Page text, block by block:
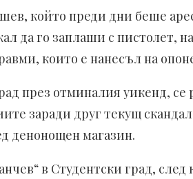
който преди дни беше
да го заплаши с пистолет,
които е нанесъл на
през отминалия уикенд,
заради друг текущ скандал
денонощен магазин.
в Студентски град, след